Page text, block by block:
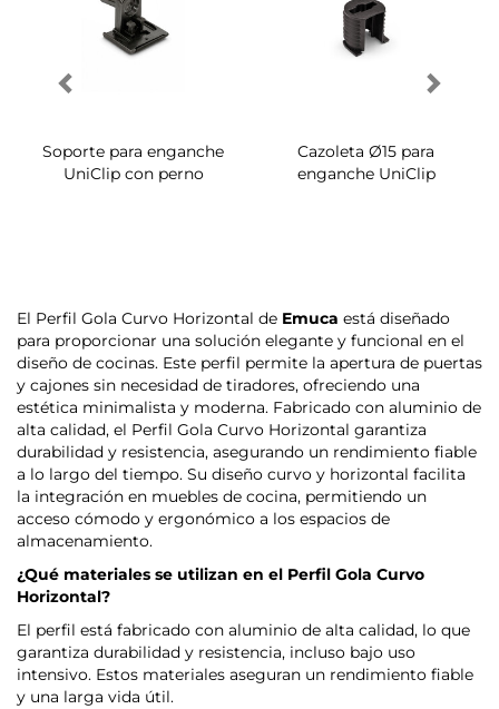
Soporte para enganche
UniClip con perno
Cazoleta Ø15 para
enganche UniClip
El Perfil Gola Curvo Horizontal de Emuca está diseñado
para proporcionar una solución elegante y funcional en el
diseño de cocinas. Este perfil permite la apertura de puertas
y cajones sin necesidad de tiradores, ofreciendo una
estética minimalista y moderna. Fabricado con aluminio de
alta calidad, el Perfil Gola Curvo Horizontal garantiza
durabilidad y resistencia, asegurando un rendimiento fiable
a lo largo del tiempo. Su diseño curvo y horizontal facilita
la integración en muebles de cocina, permitiendo un
acceso cómodo y ergonómico a los espacios de
almacenamiento.
¿Qué materiales se utilizan en el Perfil Gola Curvo
Horizontal?
El perfil está fabricado con aluminio de alta calidad, lo que
garantiza durabilidad y resistencia, incluso bajo uso
intensivo. Estos materiales aseguran un rendimiento fiable
y una larga vida útil.